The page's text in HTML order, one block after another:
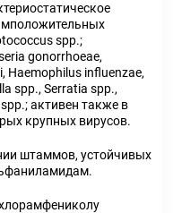
spp.;
gonorrhoeae,
Haemophilus influenzae,
spp., Serratia spp.,
активен также в
крупных вирусов.
штаммов, устойчивых